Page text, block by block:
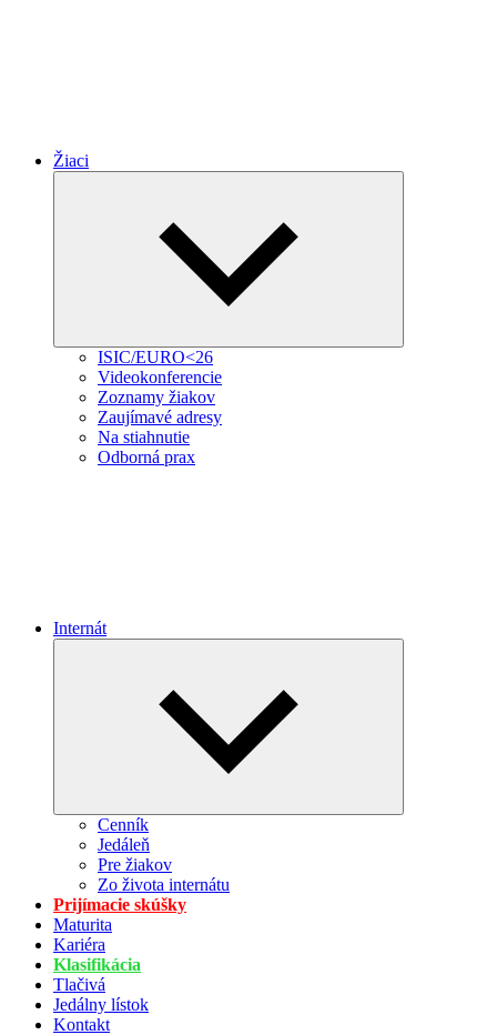
Žiaci
ISIC/EURO<26
Videokonferencie
Zoznamy žiakov
Zaujímavé adresy
Na stiahnutie
Odborná prax
Internát
Cenník
Jedáleň
Pre žiakov
Zo života internátu
Prijímacie skúšky
Maturita
Kariéra
Klasifikácia
Tlačivá
Jedálny lístok
Kontakt